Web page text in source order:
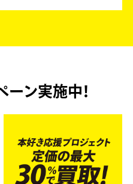
ーン実施中！